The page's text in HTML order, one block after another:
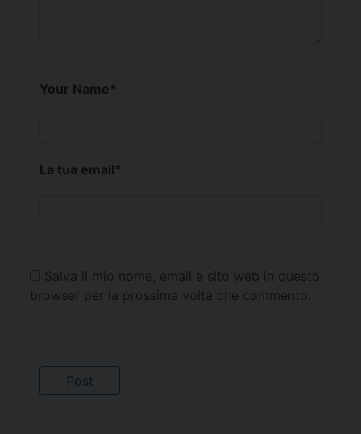
Your Name*
La tua email*
Salva il mio nome, email e sito web in questo
browser per la prossima volta che commento.